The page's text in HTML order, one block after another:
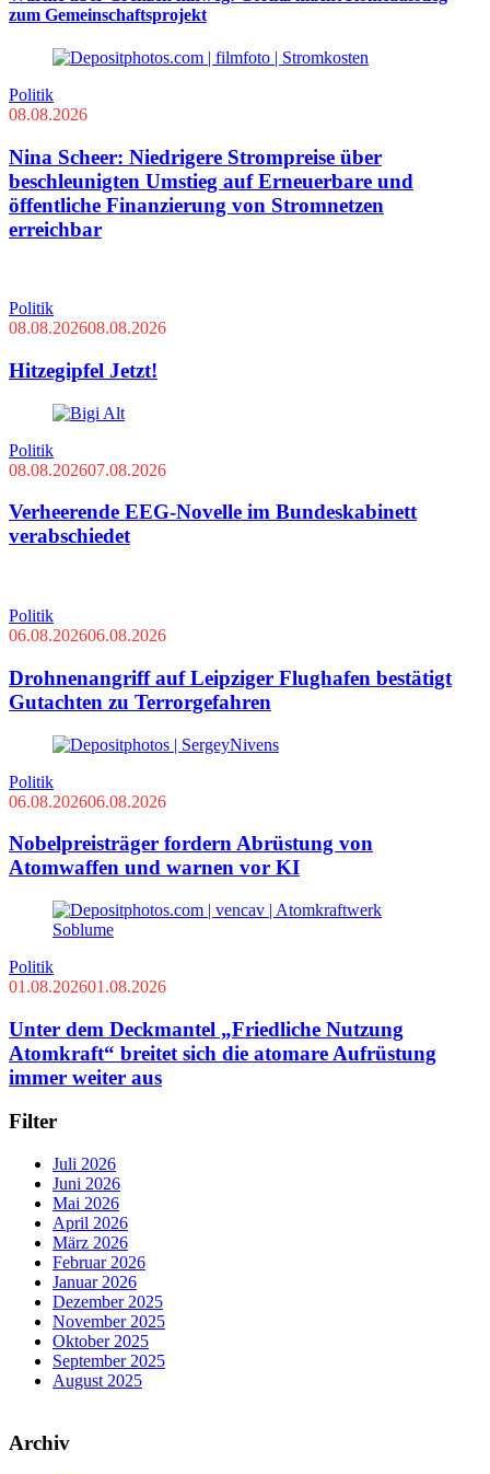
zum Gemeinschaftsprojekt
Politik
08.08.2026
Nina Scheer: Niedrigere Strompreise über
beschleunigten Umstieg auf Erneuerbare und
öffentliche Finanzierung von Stromnetzen
erreichbar
Politik
08.08.202608.08.2026
Hitzegipfel Jetzt!
Politik
08.08.202607.08.2026
Verheerende EEG-Novelle im Bundeskabinett
verabschiedet
Politik
06.08.202606.08.2026
Drohnenangriff auf Leipziger Flughafen bestätigt
Gutachten zu Terrorgefahren
Politik
06.08.202606.08.2026
Nobelpreisträger fordern Abrüstung von
Atomwaffen und warnen vor KI
Politik
01.08.202601.08.2026
Unter dem Deckmantel „Friedliche Nutzung
Atomkraft“ breitet sich die atomare Aufrüstung
immer weiter aus
Filter
Juli 2026
Juni 2026
Mai 2026
April 2026
März 2026
Februar 2026
Januar 2026
Dezember 2025
November 2025
Oktober 2025
September 2025
August 2025
Archiv